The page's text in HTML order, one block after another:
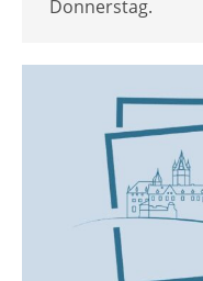
Donnerstag.